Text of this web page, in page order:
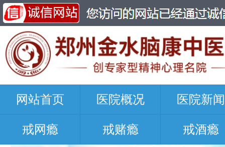
网站首页 医院概况 医院新闻
戒网瘾 戒赌瘾 戒酒瘾